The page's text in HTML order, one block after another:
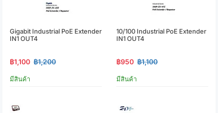
Gigabit Industrial PoE Extender
IN1 OUT4
฿1,100 ฿1,200
มีสินค้า
10/100 Industrial PoE Extender
IN1 OUT4
฿950 ฿1,100
มีสินค้า